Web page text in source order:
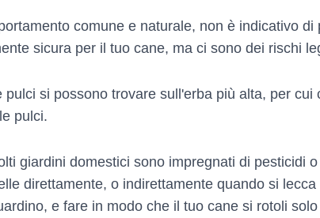
comune e naturale, non è indicativo
sicura per il tuo cane, ma ci sono dei rischi
pulci si possono trovare sull'erba più alta, per
pulci.
giardini domestici sono impregnati di pesticidi
direttamente, o indirettamente quando si
e fare in modo che il tuo cane si rotoli